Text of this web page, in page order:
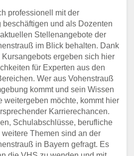
professionell mit der
und als Dozenten
Stellenangebote der
im Blick behalten. Dank
ergeben sich hier
für Experten aus den
Wer aus Vohenstrauß
kommt und sein Wissen
weitergeben möchte, kommt hier
Karrierechancen.
Schulabschlüsse, berufliche
Themen sind an der
in Bayern gefragt. Es